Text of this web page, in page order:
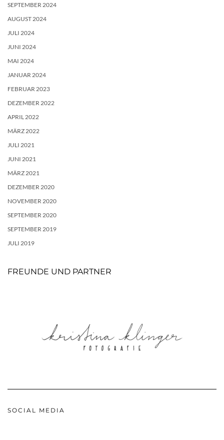
SEPTEMBER 2024
AUGUST 2024
JULI 2024
JUNI 2024
MAI 2024
JANUAR 2024
FEBRUAR 2023
DEZEMBER 2022
APRIL 2022
MÄRZ 2022
JULI 2021
JUNI 2021
MÄRZ 2021
DEZEMBER 2020
NOVEMBER 2020
SEPTEMBER 2020
SEPTEMBER 2019
JULI 2019
FREUNDE UND PARTNER
SOCIAL MEDIA